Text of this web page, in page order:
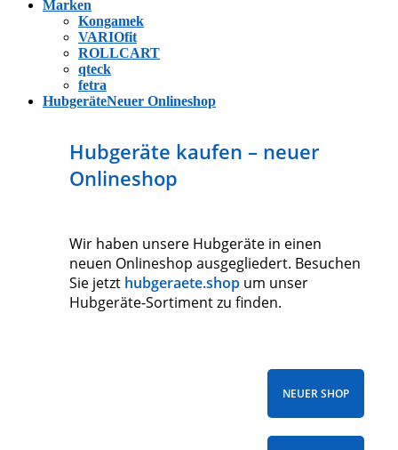
Marken
Kongamek
VARIOfit
ROLLCART
qteck
fetra
HubgeräteNeuer Onlineshop
Hubgeräte kaufen – neuer
Onlineshop
Wir haben unsere Hubgeräte in einen
neuen Onlineshop ausgegliedert. Besuchen
Sie jetzt hubgeraete.shop um unser
Hubgeräte-Sortiment zu finden.
NEUER SHOP